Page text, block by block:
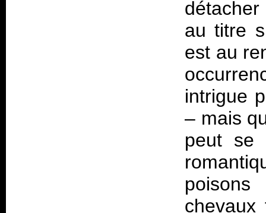
au titre
est au
intrigue
– mais
peut se
chevaux